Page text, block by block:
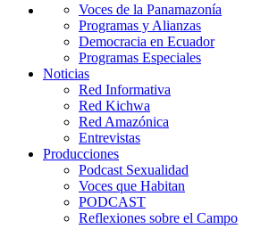
Voces de la Panamazonía
Programas y Alianzas
Democracia en Ecuador
Programas Especiales
Noticias
Red Informativa
Red Kichwa
Red Amazónica
Entrevistas
Producciones
Podcast Sexualidad
Voces que Habitan
PODCAST
Reflexiones sobre el Campo